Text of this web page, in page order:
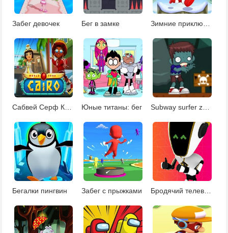
Забег девочек Бег в замке
Сабвей Серф Каир Юные титаны: бег Subway surfer zombie
Бегалки пингвин Забег с прыжками Бродячий телевизор